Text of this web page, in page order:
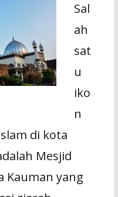
Sal
ah
sat
u
iko
n
di kota
Mesjid
Kauman yang